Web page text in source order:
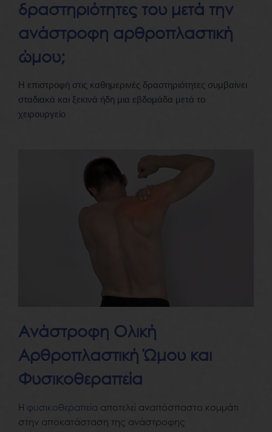
δραστηριότητες του μετά την
ανάστροφη αρθροπλαστική
ώμου;
Η επιστροφή στις καθημερινές δραστηριότητες συμβαίνει
σταδιακά και ξεκινά ήδη μια εβδομάδα μετά το
χειρουργείο.
Ανάστροφη Ολική
Αρθροπλαστική Ώμου και
Φυσικοθεραπεία
Η φυσικοθεραπεία αποτελεί αναπόσπαστο κομμάτι
στην αποκατάσταση της ανάστροφης